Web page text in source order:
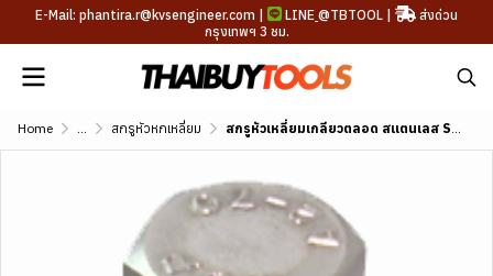
E-Mail: phantira.r@kvsengineer.com | LINE @TBTOOL |
ส่งด่วน
กรุงเทพฯ 3 ชม.
Home ... สกรูหัวหกเหลี่ยม สกรูหัวเหลี่ยมเกลียวตลอด สแตนเลส SUS304 เกลียวหุน